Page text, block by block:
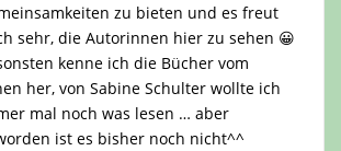
zu bieten und es freut
sehr, die Autorinnen hier zu sehen 😀
kenne ich die Bücher vom
her, von Sabine Schulter wollte ich
mal noch was lesen … aber
ist es bisher noch nicht^^